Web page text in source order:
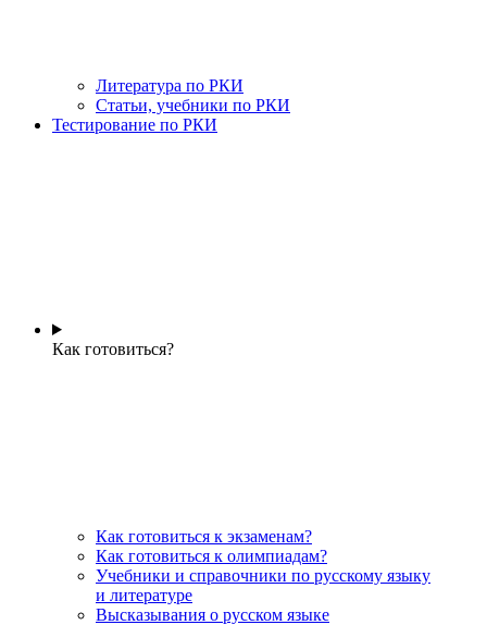
Литература по РКИ
Статьи, учебники по РКИ
Тестирование по РКИ
Как готовиться?
Как готовиться к экзаменам?
Как готовиться к олимпиадам?
Учебники и справочники по русскому языку
и литературе
Высказывания о русском языке